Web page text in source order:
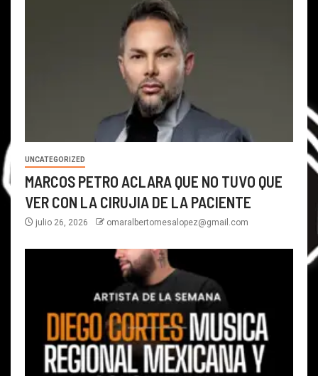
UNCATEGORIZED
MARCOS PETRO ACLARA QUE NO TUVO QUE
VER CON LA CIRUJIA DE LA PACIENTE
julio 26, 2026 omaralbertomesalopez@gmail.com